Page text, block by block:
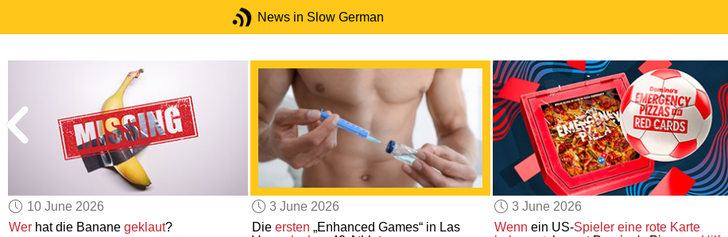
News in Slow German
10 June 2026
Wer hat die Bananegeklaut?
3 June 2026
Die ersten „Enhanced Games“ in Las
3 June 2026
Wenn ein US-Spieler eine rote Karte